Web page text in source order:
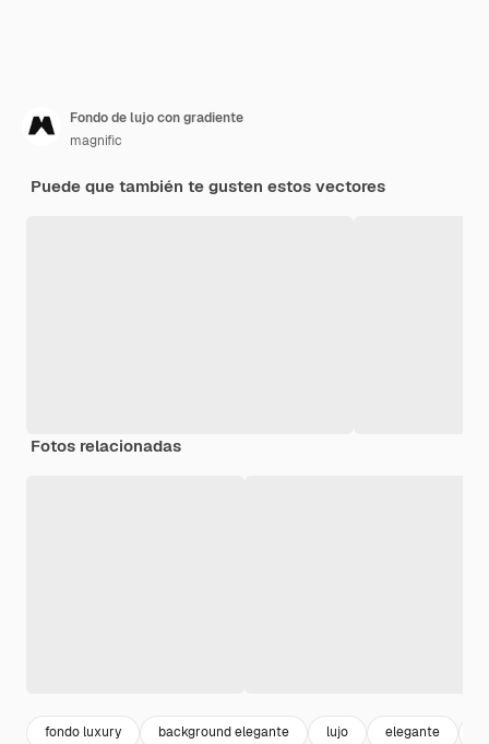
Fondo de lujo con gradiente
magnific
Puede que también te gusten estos vectores
Fotos relacionadas
fondo luxury background elegante lujo elegante